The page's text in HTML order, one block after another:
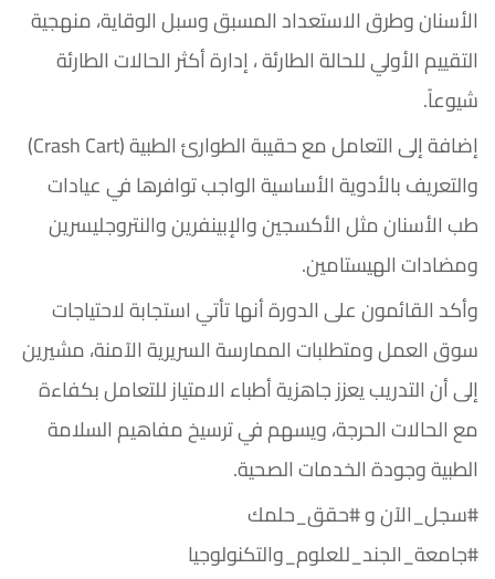
الأسنان وطرق الاستعداد المسبق وسبل الوقاية، منهجية
التقييم الأولي للحالة الطارئة ، إدارة أكثر الحالات الطارئة
شيوعاً.
إضافة إلى التعامل مع حقيبة الطوارئ الطبية (Crash Cart)
والتعريف بالأدوية الأساسية الواجب توافرها في عيادات
طب الأسنان مثل الأكسجين والإبينفرين والنتروجليسرين
ومضادات الهيستامين.
وأكد القائمون على الدورة أنها تأتي استجابة لاحتياجات
سوق العمل ومتطلبات الممارسة السريرية الآمنة، مشيرين
إلى أن التدريب يعزز جاهزية أطباء الامتياز للتعامل بكفاءة
مع الحالات الحرجة، ويسهم في ترسيخ مفاهيم السلامة
الطبية وجودة الخدمات الصحية.
#سجل_الآن و #حقق_حلمك
#جامعة_الجند_للعلوم_والتكنولوجيا